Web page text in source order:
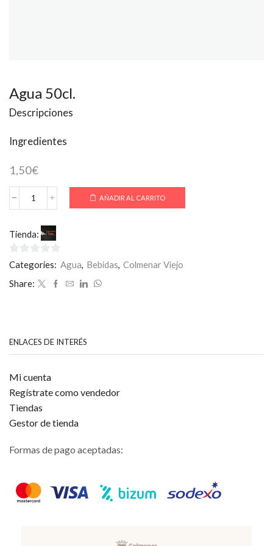
Agua 50cl.
Descripciones
Ingredientes
1,50€
Agua
cantidad
AÑADIR AL CARRITO
Tienda:
0
5
Categories: Agua Bebidas Colmenar Viejo
Share:
ENLACES DE INTERÉS
Mi cuenta
Regístrate como vendedor
Tiendas
Gestor de tienda
Formas de pago aceptadas: